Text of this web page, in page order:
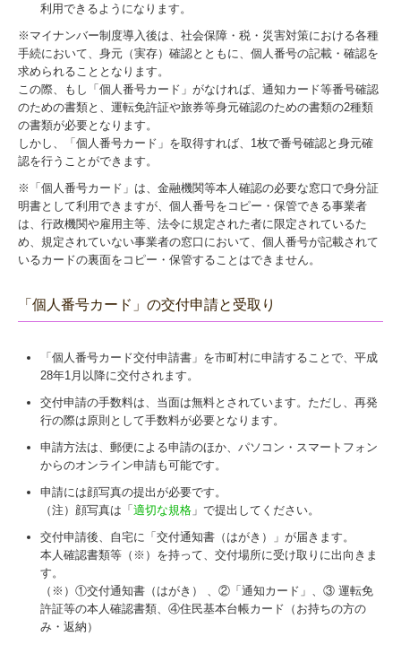
利用できるようになります。
※マイナンバー制度導入後は、社会保障・税・災害対策における各種
手続において、身元（実存）確認とともに、個人番号の記載・確認を
求められることとなります。
この際、もし「個人番号カード」がなければ、通知カード等番号確認
のための書類と、運転免許証や旅券等身元確認のための書類の2種類
の書類が必要となります。
しかし、「個人番号カード」を取得すれば、1枚で番号確認と身元確
認を行うことができます。
※「個人番号カード」は、金融機関等本人確認の必要な窓口で身分証
明書として利用できますが、個人番号をコピー・保管できる事業者
は、行政機関や雇用主等、法令に規定された者に限定されているた
め、規定されていない事業者の窓口において、個人番号が記載されて
いるカードの裏面をコピー・保管することはできません。
「個人番号カード」の交付申請と受取り
「個人番号カード交付申請書」を市町村に申請することで、平成
28年1月以降に交付されます。
交付申請の手数料は、当面は無料とされています。ただし、再発
行の際は原則として手数料が必要となります。
申請方法は、郵便による申請のほか、パソコン・スマートフォン
からのオンライン申請も可能です。
申請には顔写真の提出が必要です。
（注）顔写真は「 適切な規格 」で提出してください。
交付申請後、自宅に「交付通知書（はがき）」が届きます。
本人確認書類等（※）を持って、交付場所に受け取りに出向きま
す。
（※）①交付通知書（はがき） 、②「通知カード」、③ 運転免
許証等の本人確認書類、④住民基本台帳カード（お持ちの方の
み・返納）